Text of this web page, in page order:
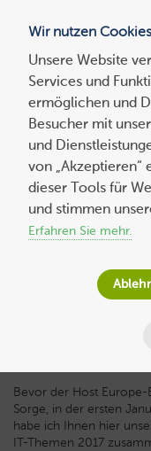
Suchen
nach:
Unsere Top-
wichtigsten IT-
Wolf-Dieter Fiege
Minuten
Bevor der Host Europe-
Sorge, in der ersten
habe ich Ihnen hier
IT-Themen 2017
Wir nutzen Cookies
Unsere Website
Services und
ermöglichen und
Besucher mit
und
von „Akzeptieren“
dieser Tools für
und stimmen
Erfahren Sie mehr.